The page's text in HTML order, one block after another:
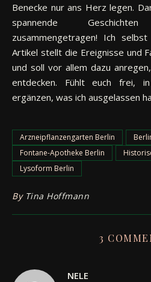
Benecke nur ans Herz legen.
spannende
zusammengetragen! Ich
Artikel stellt die Ereignisse und
und soll vor allem dazu
entdecken. Fühlt euch frei,
ergänzen, was ich ausgelassen
Arzneipflanzengarten Berlin
Fontane-Apotheke Berlin
Lysoform Berlin
By Tina Hoffmann
3
NELE